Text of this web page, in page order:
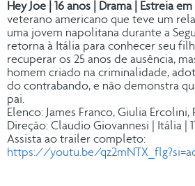
Hey Joe | 16 anos | Drama | Estreia
veterano americano que teve um
uma jovem napolitana durante a
retorna à Itália para conhecer seu
recuperar os 25 anos de ausência,
homem criado na criminalidade,
do contrabando, e não demonstra
pai.
Elenco: James Franco, Giulia
Direção: Claudio Giovannesi | Itália |
Assista ao trailer completo:
https://youtu.be/